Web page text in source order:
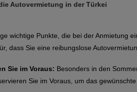
Autovermietung in der Türkei
wichtige Punkte, die bei der Anmietung
dass Sie eine reibungslose
Sie im Voraus: Besonders in den
Sie im Voraus, um das